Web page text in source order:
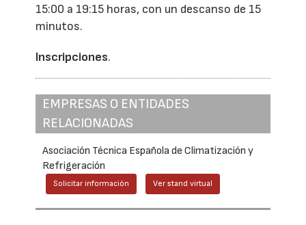
15:00 a 19:15 horas, con un descanso de 15
minutos.
Inscripciones.
EMPRESAS O ENTIDADES
RELACIONADAS
Asociación Técnica Española de Climatización y
Refrigeración
Solicitar información Ver stand virtual